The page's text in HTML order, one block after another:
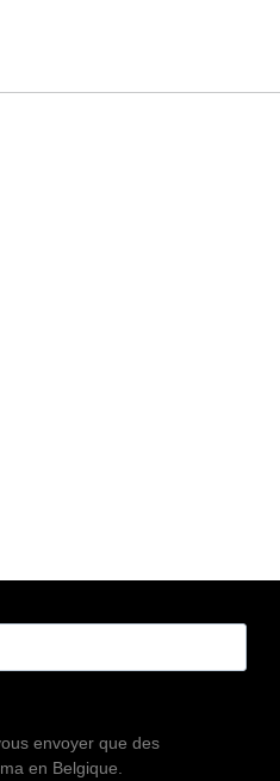
envoyer que des
en Belgique.